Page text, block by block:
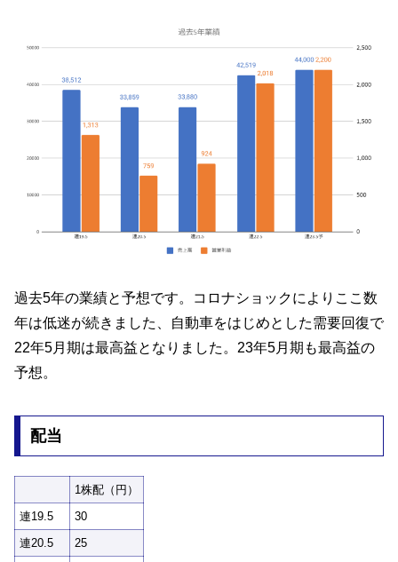
過去5年の業績と予想です。コロナショックによりここ数
年は低迷が続きました、自動車をはじめとした需要回復で
22年5月期は最高益となりました。23年5月期も最高益の
予想。
配当
1株配（円）
連19.5
30
連20.5
25